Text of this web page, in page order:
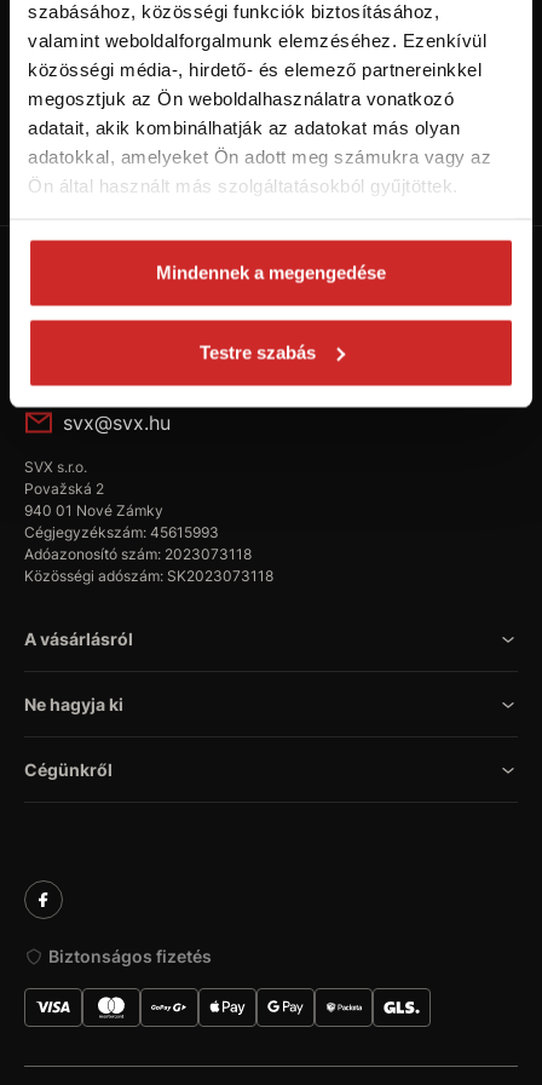
szabásához, közösségi funkciók biztosításához,
valamint weboldalforgalmunk elemzéséhez. Ezenkívül
közösségi média-, hirdető- és elemező partnereinkkel
megosztjuk az Ön weboldalhasználatra vonatkozó
adatait, akik kombinálhatják az adatokat más olyan
adatokkal, amelyeket Ön adott meg számukra vagy az
Ön által használt más szolgáltatásokból gyűjtöttek.
Mindennek a megengedése
Testre szabás
Kövess minket a Youtube-on!
Váltás SVX csatornára
+36 304 922 557
svx@svx.hu
SVX s.r.o.
Považská 2
940 01 Nové Zámky
Cégjegyzékszám: 45615993
Adóazonosító szám: 2023073118
Közösségi adószám: SK2023073118
A vásárlásról
Ne hagyja ki
Cégünkről
Biztonságos fizetés